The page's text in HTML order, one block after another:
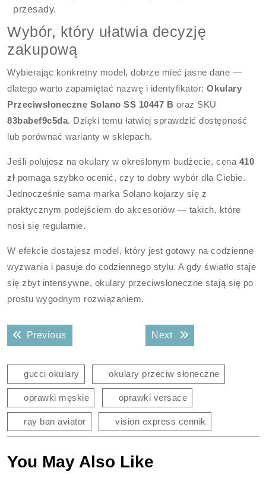
przesady.
Wybór, który ułatwia decyzję
zakupową
Wybierając konkretny model, dobrze mieć jasne dane —
dlatego warto zapamiętać nazwę i identyfikator:Okulary
Przeciwsłoneczne Solano SS 10447 B oraz SKU
83babef9c5da. Dzięki temu łatwiej sprawdzić dostępność
lub porównać warianty w sklepach.
Jeśli polujesz na okulary w określonym budżecie, cena 410
zł pomaga szybko ocenić, czy to dobry wybór dla Ciebie.
Jednocześnie sama marka Solano kojarzy się z
praktycznym podejściem do akcesoriów — takich, które
nosi się regularnie.
W efekcie dostajesz model, który jest gotowy na codzienne
wyzwania i pasuje do codziennego stylu. A gdy światło staje
się zbyt intensywne, okulary przeciwsłoneczne stają się po
prostu wygodnym rozwiązaniem.
Nawigacja
wpisuPreviousPrevious post: Next Next post:
gucci okulary okulary przeciw słoneczne
oprawki męskie oprawki versace
ray ban aviator vision express cennik
You May Also Like